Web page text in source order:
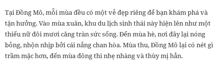
Tại Đồng Mô, mỗi mùa đều có một vẻ đẹp riêng để bạn khám phá và
tận hưởng. Vào mùa xuân, khu du lịch sinh thái này hiện lên như một
thiếu nữ đôi mươi căng tràn sức sống. Đến mùa hè, nơi đây lại nóng
bỏng, nhộn nhịp bởi cái nắng chan hòa. Mùa thu, Đồng Mô lại có nét gì
trầm mặc hơn, đến mùa đông thì nhẹ nhàng và thùy mị hẳn.